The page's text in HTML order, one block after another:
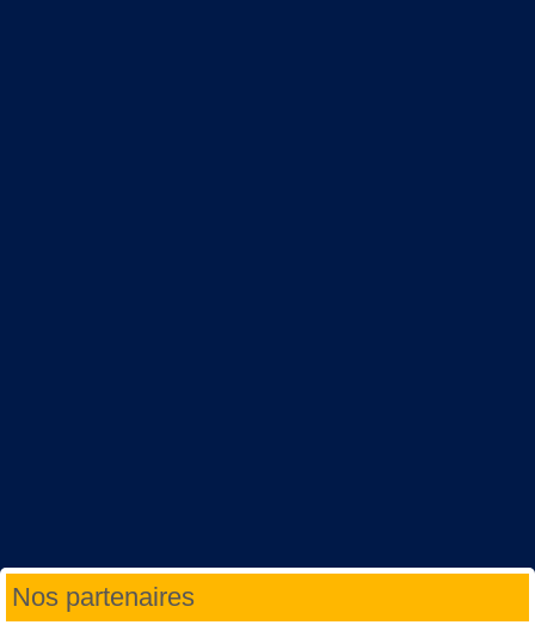
Nos partenaires
Année
précédente
Mois
précédent
Année
suivante
Mois
suivant